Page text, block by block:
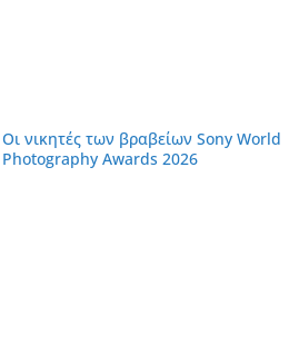
Οι νικητές των βραβείων Sony World
Photography Awards 2026